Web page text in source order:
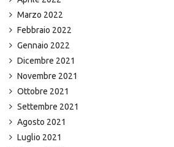
Marzo 2022
Febbraio 2022
Gennaio 2022
Dicembre 2021
Novembre 2021
Ottobre 2021
Settembre 2021
Agosto 2021
Luglio 2021